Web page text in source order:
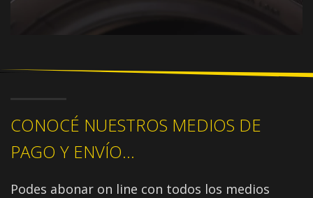
CONOCÉ NUESTROS MEDIOS DE
PAGO Y ENVÍO...
Podes abonar on line con todos los medios